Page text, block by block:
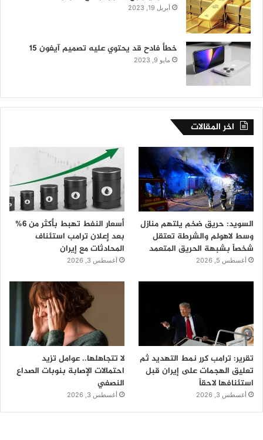
أبريل 19, 2023
خطأ فادح قد يحتوي عليه تصميم آيفون 15
مايو 9, 2023
اخر المقالات
السويد: حريق ضخم يلتهم منازل
وسط لاهولم والشرطة تعتقل
شخصاً بشبهة الحريق المتعمد
أغسطس 5, 2026
أسعار النفط تهبط بأكثر من 6%
بعد إعلان ترامب استئناف
المحادثات مع إيران
أغسطس 3, 2026
تقرير: ترامب كرر نمط التهديد ثم
تعليق الهجمات على إيران قبل
استئنافها لاحقاً
أغسطس 3, 2026
لا تتجاهلها.. عوامل تزيد
احتمالات الإصابة بنوبات الصداع
النصفي
أغسطس 3, 2026